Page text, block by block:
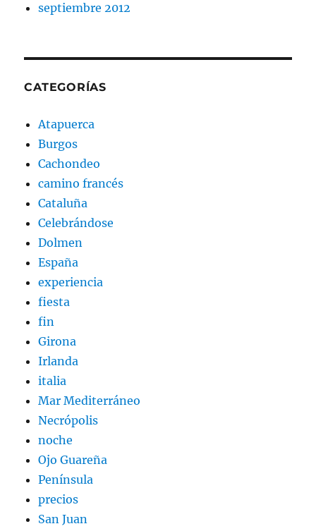
septiembre 2012
CATEGORÍAS
Atapuerca
Burgos
Cachondeo
camino francés
Cataluña
Celebrándose
Dolmen
España
experiencia
fiesta
fin
Girona
Irlanda
italia
Mar Mediterráneo
Necrópolis
noche
Ojo Guareña
Península
precios
San Juan